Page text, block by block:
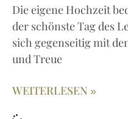
Die eigene Hochzeit
der schönste Tag des
sich gegenseitig mit
und Treue
WEITERLESEN »